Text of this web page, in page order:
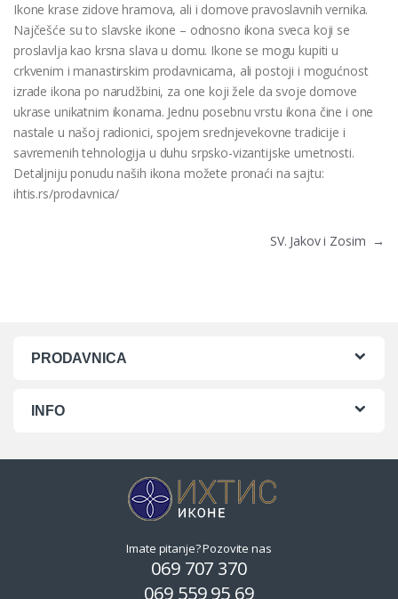
Ikone krase zidove hramova, ali i domove pravoslavnih vernika.
Najčešće su to slavske ikone – odnosno ikona sveca koji se
proslavlja kao krsna slava u domu. Ikone se mogu kupiti u
crkvenim i manastirskim prodavnicama, ali postoji i mogućnost
izrade ikona po narudžbini, za one koji žele da svoje domove
ukrase unikatnim ikonama. Jednu posebnu vrstu ikona čine i one
nastale u našoj radionici, spojem srednjevekovne tradicije i
savremenih tehnologija u duhu srpsko-vizantijske umetnosti.
Detaljniju ponudu naših ikona možete pronaći na sajtu:
ihtis.rs/prodavnica/
SV. Jakov i Zosim →
PRODAVNICA
INFO
Imate pitanje? Pozovite nas
069 707 370
069 559 95 69